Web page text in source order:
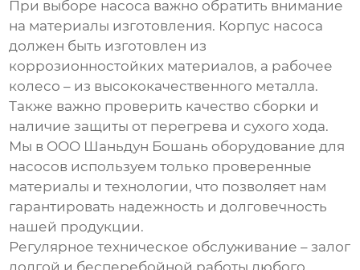
При выборе насоса важно обратить внимание
на материалы изготовления. Корпус насоса
должен быть изготовлен из
коррозионностойких материалов, а рабочее
колесо – из высококачественного металла.
Также важно проверить качество сборки и
наличие защиты от перегрева и сухого хода.
Мы в OOO Шаньдун Бошань оборудование для
насосов используем только проверенные
материалы и технологии, что позволяет нам
гарантировать надежность и долговечность
нашей продукции.
Регулярное техническое обслуживание – залог